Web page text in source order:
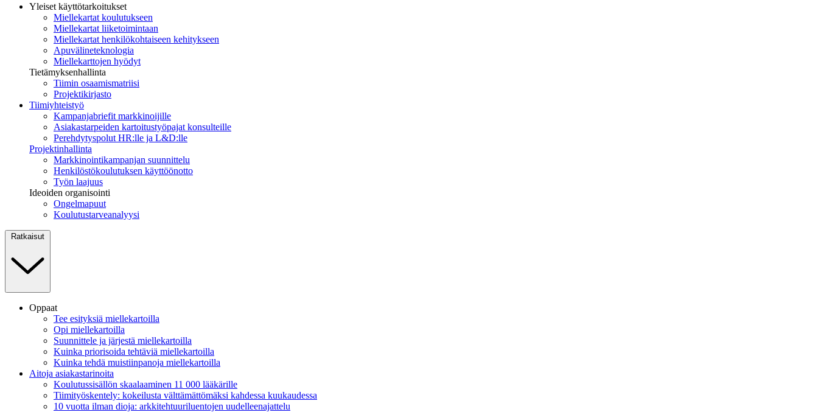
Yleiset käyttötarkoitukset
Miellekartat koulutukseen
Miellekartat liiketoimintaan
Miellekartat henkilökohtaiseen kehitykseen
Apuvälineteknologia
Miellekarttojen hyödyt
Tietämyksenhallinta
Tiimin osaamismatriisi
Projektikirjasto
Tiimiyhteistyö
Kampanjabriefit markkinoijille
Asiakastarpeiden kartoitustyöpajat konsulteille
Perehdytyspolut HR:lle ja L&D:lle
Projektinhallinta
Markkinointikampanjan suunnittelu
Henkilöstökoulutuksen käyttöönotto
Työn laajuus
Ideoiden organisointi
Ongelmapuut
Koulutustarveanalyysi
Ratkaisut
Oppaat
Tee esityksiä miellekartoilla
Opi miellekartoilla
Suunnittele ja järjestä miellekartoilla
Kuinka priorisoida tehtäviä miellekartoilla
Kuinka tehdä muistiinpanoja miellekartoilla
Aitoja asiakastarinoita
Koulutussisällön skaalaaminen 11 000 lääkärille
Tiimityöskentely: kokeilusta välttämättömäksi kahdessa kuukaudessa
10 vuotta ilman dioja: arkkitehtuuriluentojen uudelleenajattelu